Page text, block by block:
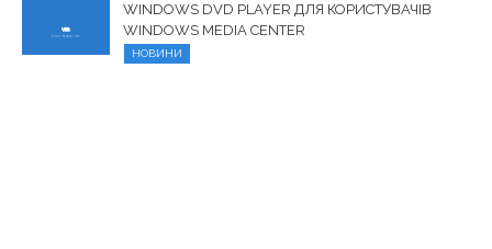
WINDOWS DVD PLAYER ДЛЯ КОРИСТУВАЧІВ
WINDOWS MEDIA CENTER
НОВИНИ